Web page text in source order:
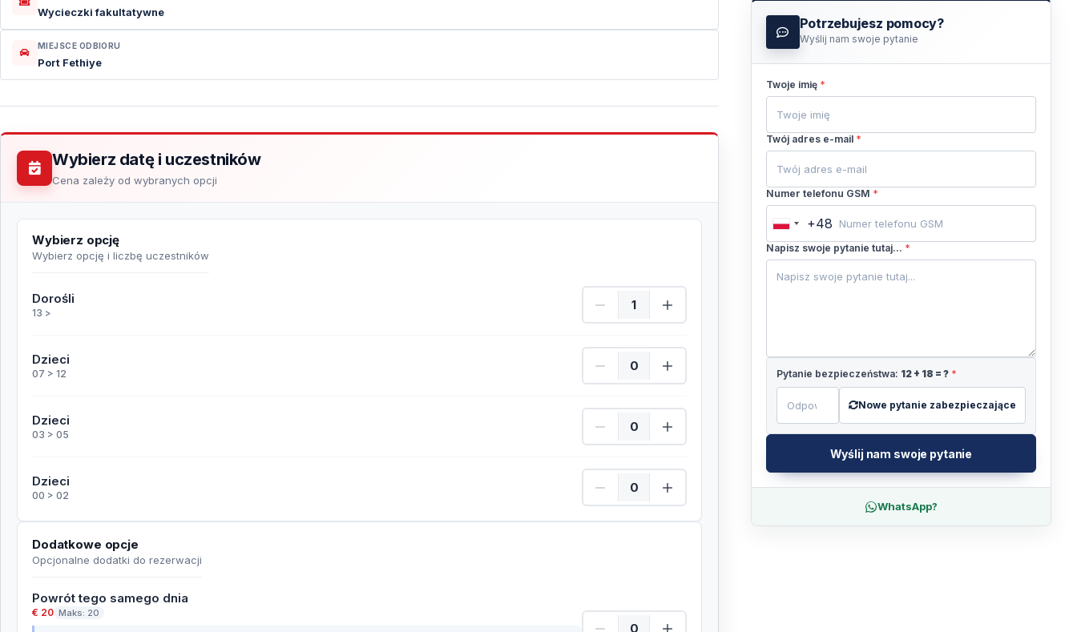
Wycieczki fakultatywne
MIEJSCE ODBIORU
Port Fethiye
Wybierz datę i uczestników
Cena zależy od wybranych opcji
Wybierz opcję
Wybierz opcję i liczbę uczestników
Dorośli
13 >
Dorośli Ilość
Dzieci
07 > 12
Dzieci Ilość
Dzieci
03 > 05
Dzieci Ilość
Dzieci
00 > 02
Dzieci Ilość
Dodatkowe opcje
Opcjonalne dodatki do rezerwacji
Powrót tego samego dnia
€ 20 Maks: 20
Potrzebujesz pomocy?
Wyślij nam swoje pytanie
Twoje imię *
Twój adres e-mail *
Numer telefonu GSM *
Poland
+48
+48
Napisz swoje pytanie tutaj... *
Pytanie bezpieczeństwa: 12+ 18 = ? *
Nowe pytanie zabezpieczające
Wyślij nam swoje pytanie
WhatsApp?